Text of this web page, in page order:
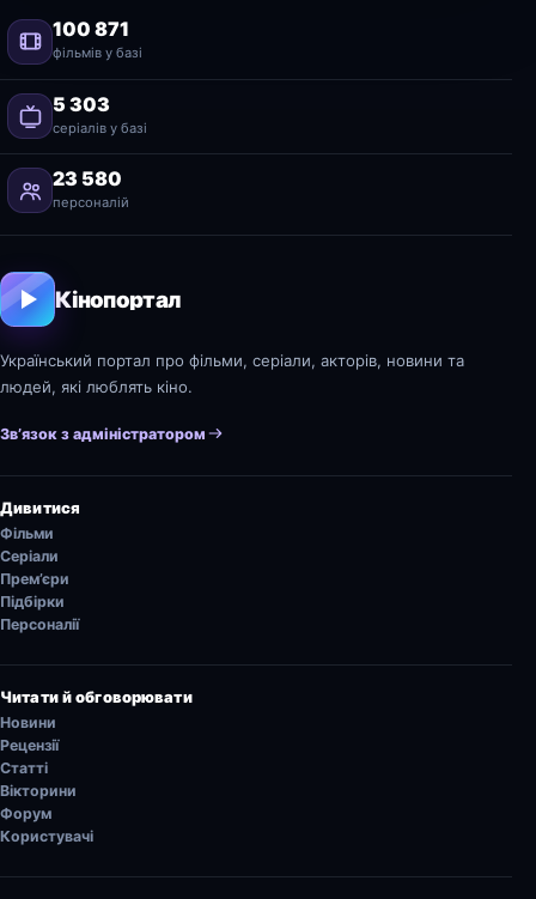
100 871
фільмів у базі
5 303
серіалів у базі
23 580
персоналій
Кінопортал
Український портал про фільми, серіали, акторів, новини та
людей, які люблять кіно.
Зв’язок з адміністратором
Дивитися
Фільми
Серіали
Прем’єри
Підбірки
Персоналії
Читати й обговорювати
Новини
Рецензії
Статті
Вікторини
Форум
Користувачі